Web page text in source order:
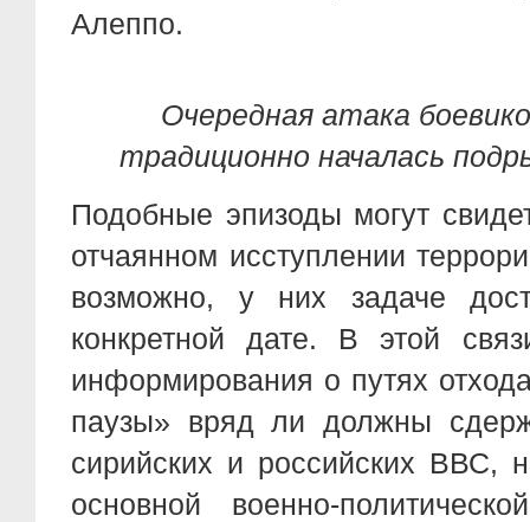
Алеппо.
Очередная атака
традиционно началась
Подобные эпизоды могут
отчаянном исступлении
возможно, у них задаче
конкретной дате. В этой
информирования о путях
паузы» вряд ли должны
сирийских и российских ВВС,
основной военно-